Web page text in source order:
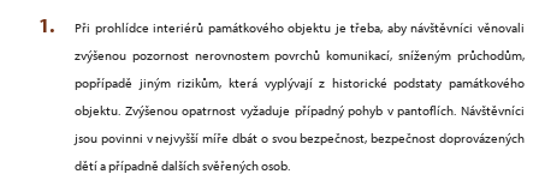
Při prohlídce interiérů památkového objektu je třeba, aby návštěvníci věnovali
zvýšenou pozornost nerovnostem povrchů komunikací, sníženým průchodům,
popřípadě jiným rizikům, která vyplývají z historické podstaty památkového
objektu. Zvýšenou opatrnost vyžaduje případný pohyb v pantoflích. Návštěvníci
jsou povinni v nejvyšší míře dbát o svou bezpečnost, bezpečnost doprovázených
dětí a případně dalších svěřených osob.